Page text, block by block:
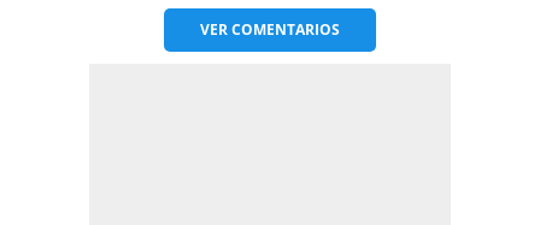
VERCOMENTARIOS